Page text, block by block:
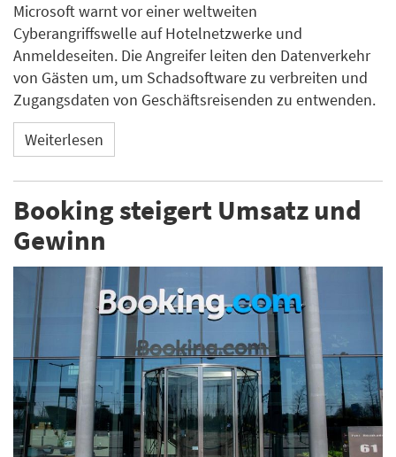
Microsoft warnt vor einer weltweiten
Cyberangriffswelle auf Hotelnetzwerke und
Anmeldeseiten. Die Angreifer leiten den Datenverkehr
von Gästen um, um Schadsoftware zu verbreiten und
Zugangsdaten von Geschäftsreisenden zu entwenden.
Weiterlesen
Booking steigert Umsatz und
Gewinn